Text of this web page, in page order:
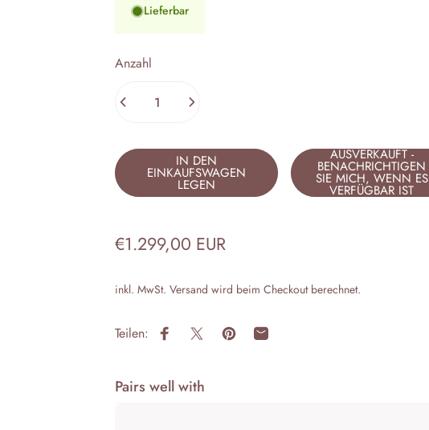
Lieferbar
Anzahl
IN DEN
EINKAUFSWAGEN
LEGEN
AUSVERKAUFT -
BENACHRICHTIGEN
SIE MICH, WENN ES
VERFÜGBAR IST
€1.299,00 EUR
inkl. MwSt. Versand wird beim Checkout berechnet.
Teilen: Auf Facebook teilen
Auf X teilenAuf Pinterest pinnen
Per E-Mail teilen
Pairs well with